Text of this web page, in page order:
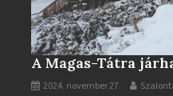
A Magas-Tátra
2024. november 27.